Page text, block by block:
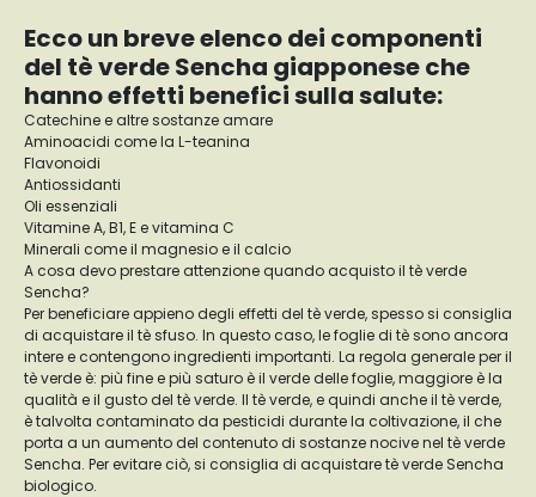
Ecco un breve elenco dei componenti
del tè verde Sencha giapponese che
hanno effetti benefici sulla salute:
Catechine e altre sostanze amare
Aminoacidi come la L-teanina
Flavonoidi
Antiossidanti
Oli essenziali
Vitamine A, B1, E e vitamina C
Minerali come il magnesio e il calcio
A cosa devo prestare attenzione quando acquisto il tè verde
Sencha?
Per beneficiare appieno degli effetti del tè verde, spesso si consiglia
di acquistare il tè sfuso. In questo caso, le foglie di tè sono ancora
intere e contengono ingredienti importanti. La regola generale per il
tè verde è: più fine e più saturo è il verde delle foglie, maggiore è la
qualità e il gusto del tè verde. Il tè verde, e quindi anche il tè verde,
è talvolta contaminato da pesticidi durante la coltivazione, il che
porta a un aumento del contenuto di sostanze nocive nel tè verde
Sencha. Per evitare ciò, si consiglia di acquistare tè verde Sencha
biologico.